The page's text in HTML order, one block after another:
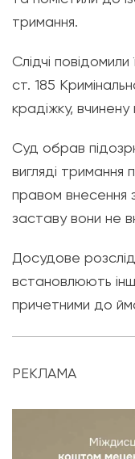
тримання.
Слідчі
ст. 185
крадіжку,
Суд обрав
вигляді тримання
правом внесення
заставу вони не
Досудове
встановлюють
причетними до
РЕКЛАМА